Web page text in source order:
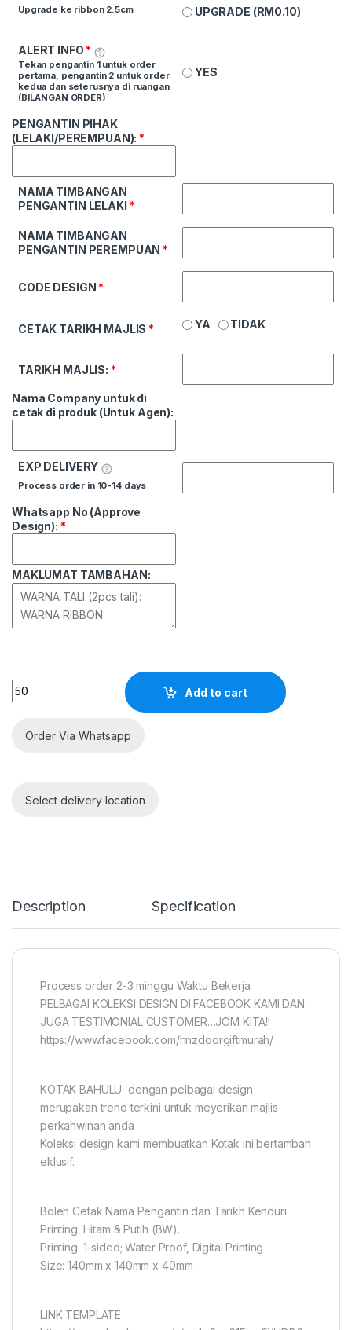
Upgrade ke ribbon 2.5cm
UPGRADE (RM0.10)
ALERT INFO*
Tekan pengantin 1 untuk order
pertama, pengantin 2 untuk order
kedua dan seterusnya di ruangan
(BILANGAN ORDER)
YES
PENGANTIN PIHAK
(LELAKI/PEREMPUAN):*
NAMA TIMBANGAN
PENGANTIN LELAKI *
NAMA TIMBANGAN
PENGANTIN PEREMPUAN*
CODE DESIGN*
CETAK TARIKH MAJLIS* YA TIDAK
TARIKH MAJLIS: *
Nama Company untuk di
cetak di produk (Untuk Agen):
EXP DELIVERY
Process order in 10-14 days
Whatsapp No (Approve
Design): *
MAKLUMAT TAMBAHAN:
Quantity
Add to cart
Order Via Whatsapp
Select delivery location
Description Specification
Process order 2-3 minggu Waktu Bekerja
PELBAGAI KOLEKSI DESIGN DI FACEBOOK KAMI DAN
JUGA TESTIMONIAL CUSTOMER…JOM KITA!!
https://www.facebook.com/hnzdoorgiftmurah/
KOTAK BAHULU dengan pelbagai design
merupakan trend terkini untuk meyerikan majlis
perkahwinan anda
Koleksi design kami membuatkan Kotak ini bertambah
eklusif.
Boleh Cetak Nama Pengantin dan Tarikh Kenduri
Printing: Hitam & Putih (BW).
Printing: 1-sided; Water Proof, Digital Printing
Size: 140mm x 140mm x 40mm
LINK TEMPLATE